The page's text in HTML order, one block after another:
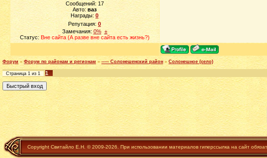
Сообщений: 17
Авто: ваз
Награды: 0
Репутация: 0
Замечания: 0% ±
Статус: Вне сайта (А разве вне сайта есть жизнь?)
Форум » Форум по районам и регионам » ----- Солонешенский район » Солонешное (село)
Страница 1 из 1 1
Copyright Свитайло Е.Н. © 2009-2026. При использовании материалов гиперссылка на сайт